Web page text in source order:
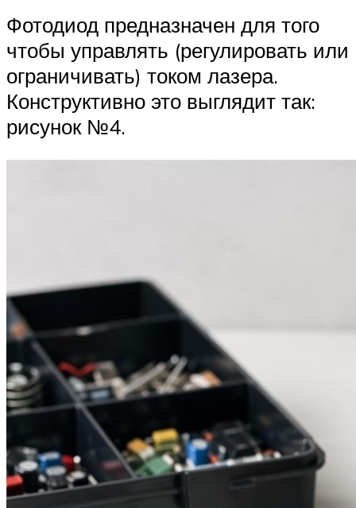
Фотодиод предназначен для того
чтобы управлять (регулировать или
ограничивать) током лазера.
Конструктивно это выглядит так:
рисунок №4.